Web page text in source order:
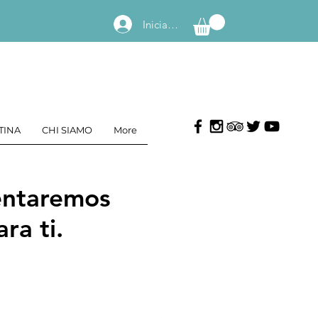
Iniciar sesión
CHI SIAMO More
ti.